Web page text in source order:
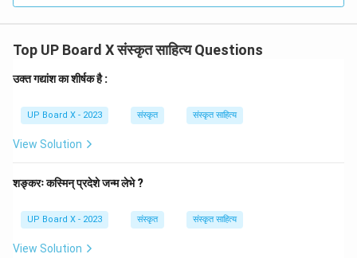
Top UP Board X संस्कृत साहित्य Questions
उक्त गद्यांश का शीर्षक है :
UP Board X - 2023 संस्कृत संस्कृत साहित्य
View Solution
शङ्करः कस्मिन् प्रदेशे जन्म लेभे ?
UP Board X - 2023 संस्कृत संस्कृत साहित्य
View Solution